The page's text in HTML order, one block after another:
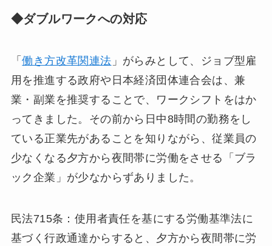
◆ダブルワークへの対応
「働き方改革関連法 」がらみとして、ジョブ型雇
用を推進する政府や日本経済団体連合会は、兼
業・副業を推奨することで、ワークシフトをはか
ってきました。その前から日中8時間の勤務をし
ている正業先があることを知りながら、従業員の
少なくなる夕方から夜間帯に労働をさせる「ブラ
ック企業」が少なからずありました。
民法715条：使用者責任を基にする労働基準法に
基づく行政通達からすると、夕方から夜間帯に労